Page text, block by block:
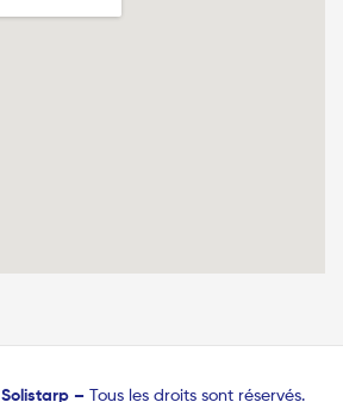
Solistarp –Tous les droits sont réservés.